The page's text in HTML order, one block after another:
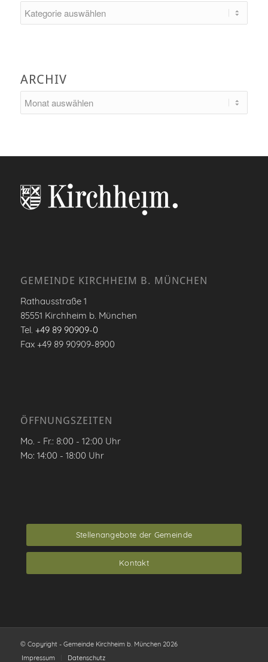
ARCHIV
GEMEINDE KIRCHHEIM B. MÜNCHEN
Rathausstraße 1
85551 Kirchheim b. München
Tel. +49 89 90909-0
Fax +49 89 90909-8900
ÖFFNUNGSZEITEN
Mo. - Fr.: 8:00 - 12:00 Uhr
Mo: 14:00 - 18:00 Uhr
Stellenangebote der Gemeinde
Kontakt
© Copyright - Gemeinde Kirchheim b. München 2026
Impressum
Datenschutz